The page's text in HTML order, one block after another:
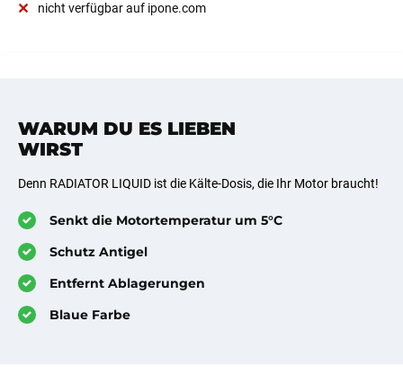
nicht verfügbar auf ipone.com
WARUM DU ES LIEBEN
WIRST
Denn RADIATOR LIQUID ist die Kälte-Dosis, die Ihr Motor braucht!
Senkt die Motortemperatur um 5°C
Schutz Antigel
Entfernt Ablagerungen
Blaue Farbe